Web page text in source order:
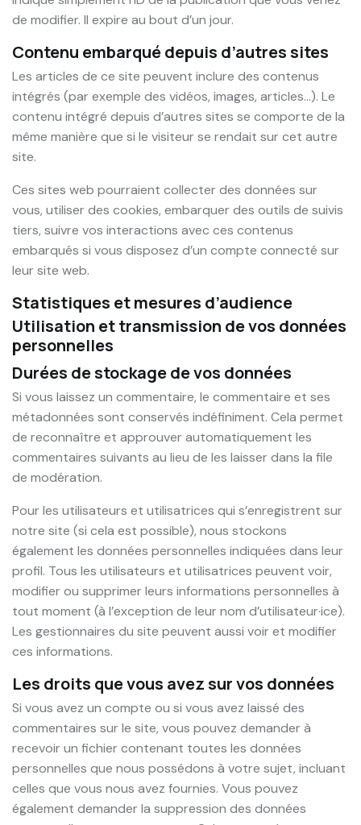
de modifier. Il expire au bout d’un jour.
Contenu embarqué depuis d’autres sites
Les articles de ce site peuvent inclure des contenus
intégrés (par exemple des vidéos, images, articles…). Le
contenu intégré depuis d’autres sites se comporte de la
même manière que si le visiteur se rendait sur cet autre
site.
Ces sites web pourraient collecter des données sur
vous, utiliser des cookies, embarquer des outils de suivis
tiers, suivre vos interactions avec ces contenus
embarqués si vous disposez d’un compte connecté sur
leur site web.
Statistiques et mesures d’audience
Utilisation et transmission de vos données
personnelles
Durées de stockage de vos données
Si vous laissez un commentaire, le commentaire et ses
métadonnées sont conservés indéfiniment. Cela permet
de reconnaître et approuver automatiquement les
commentaires suivants au lieu de les laisser dans la file
de modération.
Pour les utilisateurs et utilisatrices qui s’enregistrent sur
notre site (si cela est possible), nous stockons
également les données personnelles indiquées dans leur
profil. Tous les utilisateurs et utilisatrices peuvent voir,
modifier ou supprimer leurs informations personnelles à
tout moment (à l’exception de leur nom d’utilisateur·ice).
Les gestionnaires du site peuvent aussi voir et modifier
ces informations.
Les droits que vous avez sur vos données
Si vous avez un compte ou si vous avez laissé des
commentaires sur le site, vous pouvez demander à
recevoir un fichier contenant toutes les données
personnelles que nous possédons à votre sujet, incluant
celles que vous nous avez fournies. Vous pouvez
également demander la suppression des données